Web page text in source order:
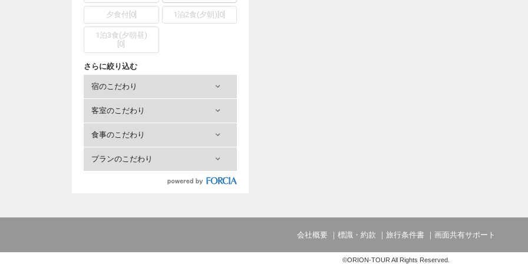
夕食付 0] 1泊2食(夕朝) 0
1泊3食(夕朝昼)
0
さらに絞り込む
宿のこだわり
客室のこだわり
食事のこだわり
プランのこだわり
会社概要 標識・約款 旅行条件書 画面共有サポート
©ORION-TOUR All Rights Reserved.